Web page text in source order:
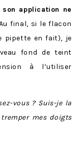
son application ne
final, si le flacon
pipette en fait), je
fond de teint
à l’utiliser
vous ? Suis-je la
mes doigts